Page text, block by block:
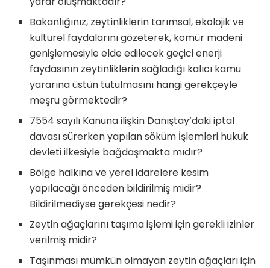
Bakanlığınız, zeytinliklerin tarımsal, ekolojik ve
kültürel faydalarını gözeterek, kömür madeni
genişlemesiyle elde edilecek geçici enerji
faydasının zeytinliklerin sağladığı kalıcı kamu
yararına üstün tutulmasını hangi gerekçeyle
meşru görmektedir?
7554 sayılı Kanuna ilişkin Danıştay’daki iptal
davası sürerken yapılan söküm İşlemleri hukuk
devleti ilkesiyle bağdaşmakta mıdır?
Bölge halkına ve yerel idarelere kesim
yapılacağı önceden bildirilmiş midir?
Bildirilmediyse gerekçesi nedir?
Zeytin ağaçlarını taşıma işlemi için gerekli izinler
verilmiş midir?
Taşınması mümkün olmayan zeytin ağaçları için